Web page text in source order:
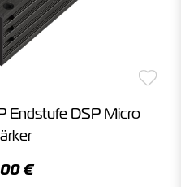
Endstufe DSP Micro
€